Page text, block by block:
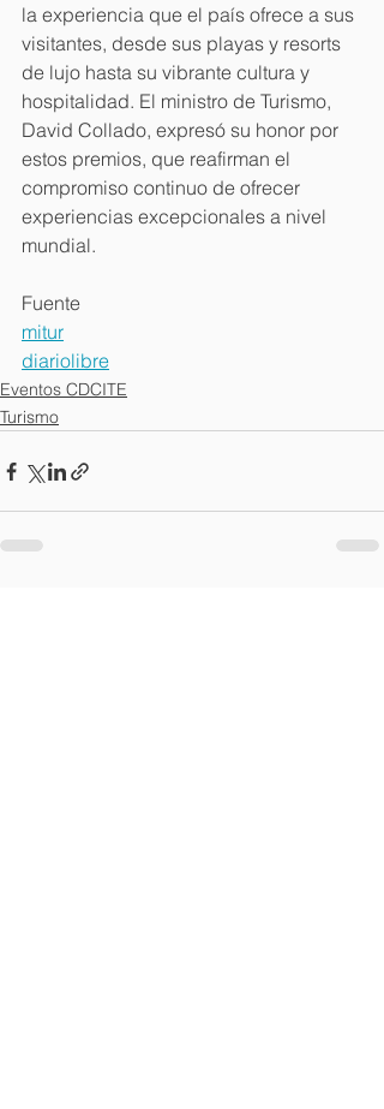
la experiencia que el país ofrece a sus
visitantes, desde sus playas y resorts
de lujo hasta su vibrante cultura y
hospitalidad. El ministro de Turismo,
David Collado, expresó su honor por
estos premios, que reafirman el
compromiso continuo de ofrecer
experiencias excepcionales a nivel
mundial.
Fuente
mitur
diariolibre
Eventos CDCITE
Turismo